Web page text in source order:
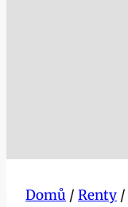
Domů / Renty /